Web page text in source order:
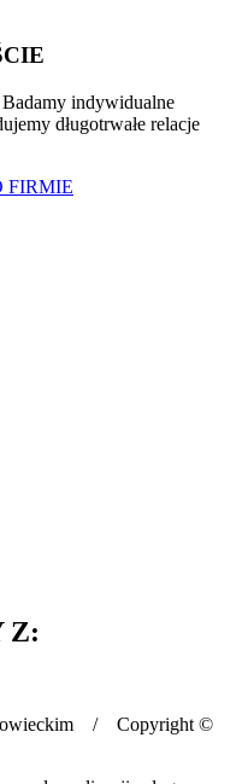
indywidualne
długotrwałe relacje
FIRMIE
Z:
/ Copyright ©